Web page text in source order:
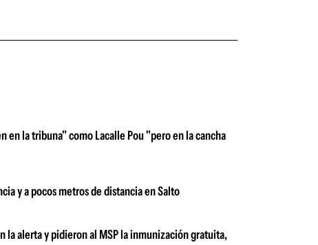
en la tribuna" como Lacalle Pou "pero en la cancha
y a pocos metros de distancia en Salto
la alerta y pidieron al MSP la inmunización gratuita,